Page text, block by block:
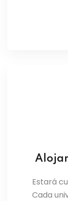
Estará
Cada